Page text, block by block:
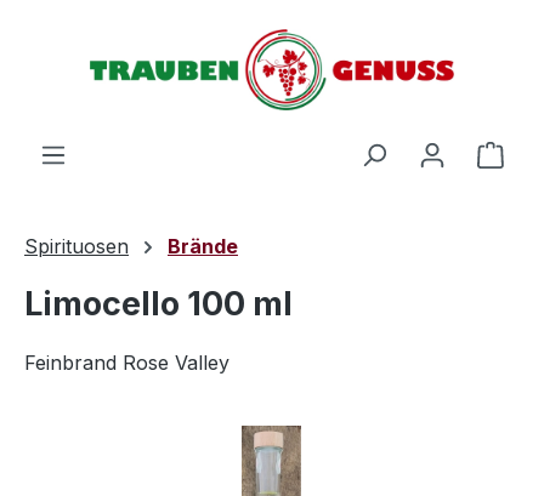
Spirituosen Brände
Limocello 100 ml
Feinbrand Rose Valley
Bildergalerie überspringen